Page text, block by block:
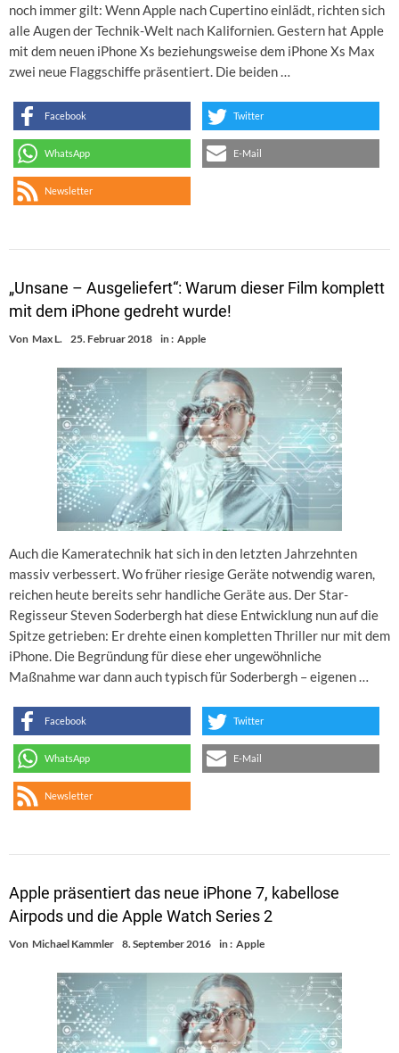
noch immer gilt: Wenn Apple nach Cupertino einlädt, richten sich
alle Augen der Technik-Welt nach Kalifornien. Gestern hat Apple
mit dem neuen iPhone Xs beziehungsweise dem iPhone Xs Max
zwei neue Flaggschiffe präsentiert. Die beiden …
Facebook Twitter
WhatsApp E-Mail
Newsletter
„Unsane – Ausgeliefert“: Warum dieser Film komplett
mit dem iPhone gedreht wurde!
Von Max L. 25. Februar 2018 in : Apple
Auch die Kameratechnik hat sich in den letzten Jahrzehnten
massiv verbessert. Wo früher riesige Geräte notwendig waren,
reichen heute bereits sehr handliche Geräte aus. Der Star-
Regisseur Steven Soderbergh hat diese Entwicklung nun auf die
Spitze getrieben: Er drehte einen kompletten Thriller nur mit dem
iPhone. Die Begründung für diese eher ungewöhnliche
Maßnahme war dann auch typisch für Soderbergh – eigenen …
Facebook Twitter
WhatsApp E-Mail
Newsletter
Apple präsentiert das neue iPhone 7, kabellose
Airpods und die Apple Watch Series 2
Von Michael Kammler 8. September 2016 in : Apple